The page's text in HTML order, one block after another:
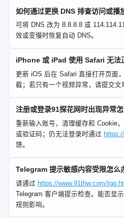
如何通过更换 DNS 排查访问或播
可将 DNS 改为 8.8.8.8 或
效或变慢时恢复自动 DNS。
iPhone 或 iPad 使用 Safari 无法
更新 iOS 后在 Safari 直接打开页面
截；若只有一个视频异常，请提交文
注册或登录91探花网时出现异常怎
重新输入账号，清理缓存和 Cookie
或验证码；仍无法登录时通过
馈。
Telegram 提示敏感内容受限怎么
请通过 https://www.91thw.com/
Telegram 客户端提示检查。能否显
规则影响。